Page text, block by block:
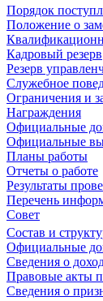
Порядок
Положение о
Кадровый резерв
Резерв
Служебное
Ограничения и
Награждения
Официальные
Официальные
Планы работы
Отчеты о работе
Результаты
Перечень
Совет
Состав и
Официальные
Сведения о
Правовые акты
Сведения о